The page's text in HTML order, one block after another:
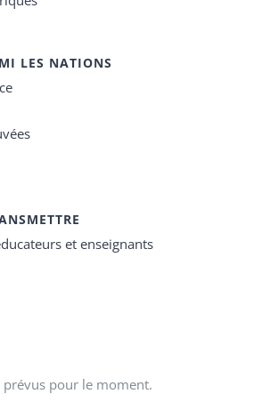
LES NATIONS
et enseignants
prévus pour le moment.